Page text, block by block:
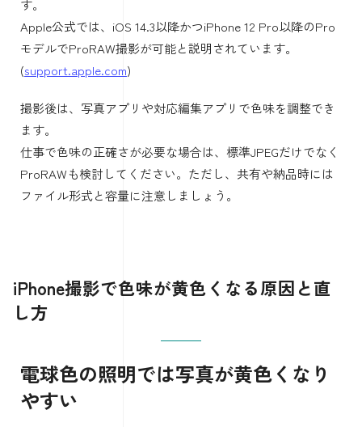
JPEGやHEICより後から編集しやすい反面、ファイルサイズ
が大きくなります。日常写真では不要でも、商品撮影や作
品用写真では役立ちます。
ズレを後から直しやすくなります。
ただし、容量をかなり使うので、毎回オンにするより、大
事な撮影だけ使うのが現実的です。
ProRAWの設定は対応機種でカメラ
Apple公式では、対応モデルで「設定」から「カメラ」
「フォーマット」に進み、Apple ProRAWまたはProRAW
(support.apple.com)
注意点は、すべてのiPhoneで使えるわけではないことで